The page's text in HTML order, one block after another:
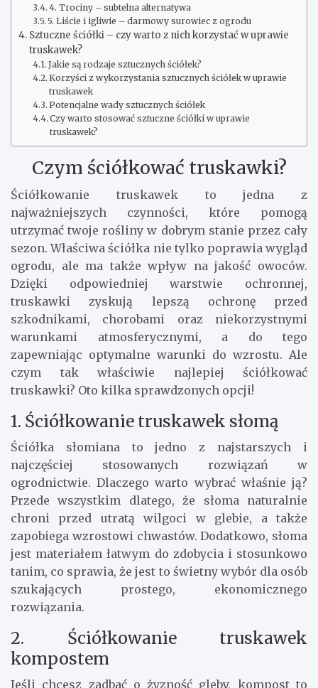
4. Trociny – subtelna alternatywa
5. Liście i igliwie – darmowy surowiec z ogrodu
Sztuczne ściółki – czy warto z nich korzystać w uprawie
truskawek?
Jakie są rodzaje sztucznych ściółek?
Korzyści z wykorzystania sztucznych ściółek w uprawie
truskawek
Potencjalne wady sztucznych ściółek
Czy warto stosować sztuczne ściółki w uprawie
truskawek?
Czym ściółkować truskawki?
Ściółkowanie truskawek to jedna z
najważniejszych czynności, które pomogą
utrzymać twoje rośliny w dobrym stanie przez cały
sezon. Właściwa ściółka nie tylko poprawia wygląd
ogrodu, ale ma także wpływ na jakość owoców.
Dzięki odpowiedniej warstwie ochronnej,
truskawki zyskują lepszą ochronę przed
szkodnikami, chorobami oraz niekorzystnymi
warunkami atmosferycznymi, a do tego
zapewniając optymalne warunki do wzrostu. Ale
czym tak właściwie najlepiej ściółkować
truskawki? Oto kilka sprawdzonych opcji!
1. Ściółkowanie truskawek słomą
Ściółka słomiana to jedno z najstarszych i
najczęściej stosowanych rozwiązań w
ogrodnictwie. Dlaczego warto wybrać właśnie ją?
Przede wszystkim dlatego, że słoma naturalnie
chroni przed utratą wilgoci w glebie, a także
zapobiega wzrostowi chwastów. Dodatkowo, słoma
jest materiałem łatwym do zdobycia i stosunkowo
tanim, co sprawia, że jest to świetny wybór dla osób
szukających prostego, ekonomicznego
rozwiązania.
2. Ściółkowanie truskawek
kompostem
Jeśli chcesz zadbać o żyzność gleby, kompost to